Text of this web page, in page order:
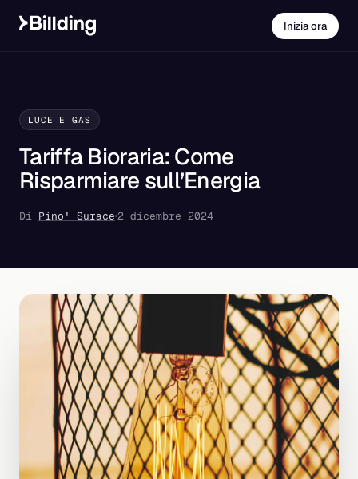
Inizia ora
LUCE E GAS
Tariffa Bioraria: Come
Risparmiare sull’Energia
Di Pino' Surace 2 dicembre 2024